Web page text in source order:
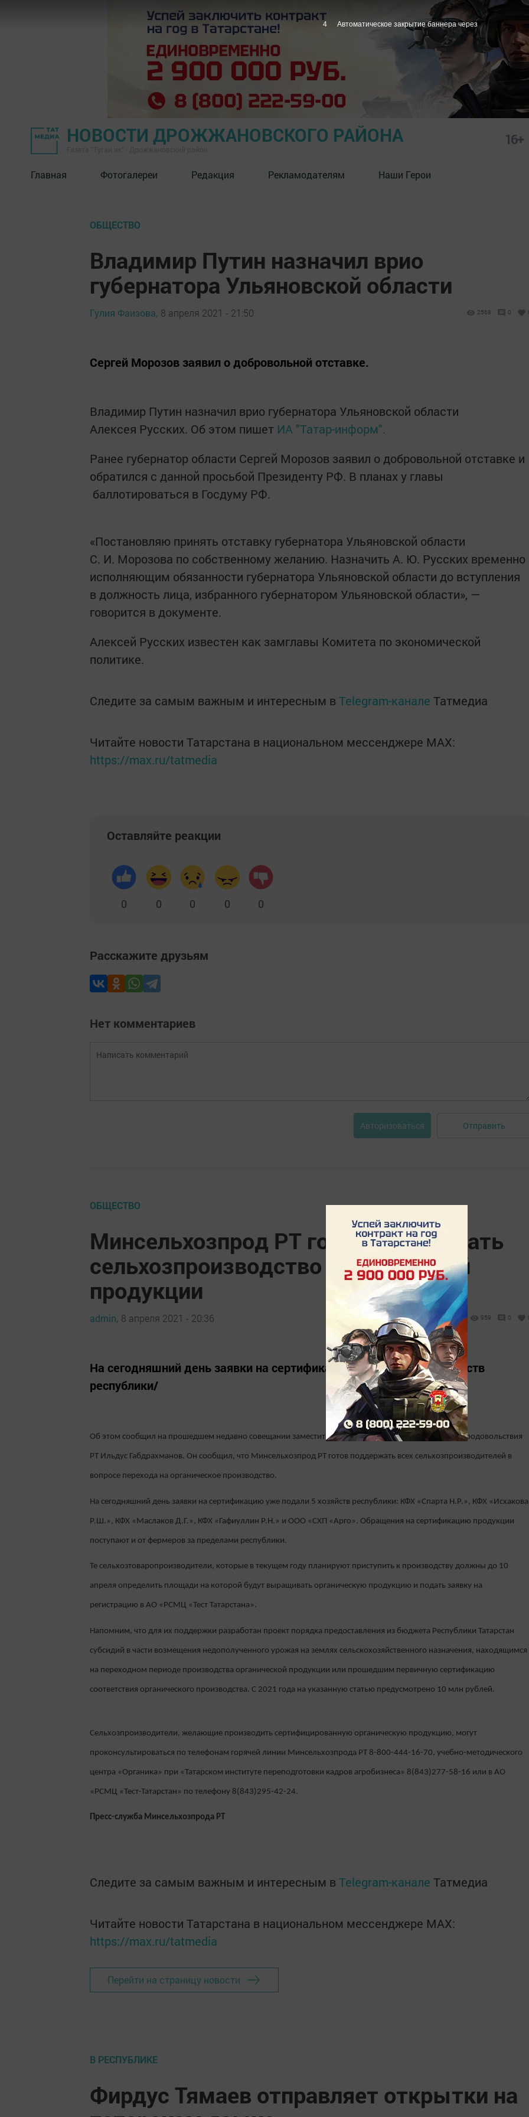
НОВОСТИ ДРОЖЖАНОВСКОГО РАЙОНА 16+
Главная Фотогалереи Редакция Рекламодателям Наши Герои
ОБЩЕСТВО
Владимир Путин назначил врио
губернатора Ульяновской области
Гулия Фаизова, 8 апреля 2021 - 21:50 2568 0
Сергей Морозов заявил о добровольной отставке.
Владимир Путин назначил врио губернатора Ульяновской области
Алексея Русских. Об этом пишет ИА "Татар-информ".
Ранее губернатор области Сергей Морозов заявил о добровольной отставке и
обратился с данной просьбой Президенту РФ. В планах у главы
баллотироваться в Госдуму РФ.
«Постановляю принять отставку губернатора Ульяновской области
С. И. Морозова по собственному желанию. Назначить А. Ю. Русских временно
исполняющим обязанности губернатора Ульяновской области до вступления
в должность лица, избранного губернатором Ульяновской области», —
говорится в документе.
Алексей Русских известен как замглавы Комитета по экономической
политике.
Следите за самым важным и интересным в Telegram-канале Татмедиа
Читайте новости Татарстана в национальном мессенджере MАХ:
https://max.ru/tatmedia
Оставляйте реакции
0 0 0 0 0
Расскажите друзьям
Нет комментариев
Авторизоваться Отправить
ОБЩЕСТВО
Минсельхозпрод РТ готов поддержать
сельхозпроизводство органической
продукции
admin, 8 апреля 2021 - 20:36 959 0
На сегодняшний день заявки на сертификацию уже подали 5 хозяйств
республики/
Об этом сообщил на прошедшем недавно совещании заместителя министра сельского хозяйства и продовольствия
РТ Ильдус Габдрахманов. Он сообщил, что Минсельхозпрод РТ готов поддержать всех сельхозпроизводителей в
вопросе перехода на органическое производство.
На сегодняшний день заявки на сертификацию уже подали 5 хозяйств республики: КФХ «Спарта Н.Р.», КФХ «Исхакова
Р.Ш.», КФХ «Маслаков Д.Г.», КФХ «Гафиуллин Р.Н.» и ООО «СХП «Арго». Обращения на сертификацию продукции
поступают и от фермеров за пределами республики.
Те сельхозтоваропроизводители, которые в текущем году планируют приступить к производству должны до 10
апреля определить площади на которой будут выращивать органическую продукцию и подать заявку на
регистрацию в АО «РСМЦ «Тест Татарстана».
Напомним, что для их поддержки разработан проект порядка предоставления из бюджета Республики Татарстан
субсидий в части возмещения недополученного урожая на землях сельскохозяйственного назначения, находящимся
на переходном периоде производства органической продукции или прошедшим первичную сертификацию
соответствия органического производства. С 2021 года на указанную статью предусмотрено 10 млн рублей.
Сельхозпроизводители, желающие производить сертифицированную органическую продукцию, могут
проконсультироваться по телефонам горячей линии Минсельхозпрода РТ 8-800-444-16-70, учебно-методического
центра «Органика» при «Татарском институте переподготовки кадров агробизнеса» 8(843)277-58-16 или в АО
«РСМЦ «Тест-Татарстан» по телефону 8(843)295-42-24.
Пресс-служба Минсельхозпрода РТ
Следите за самым важным и интересным в Telegram-канале Татмедиа
Читайте новости Татарстана в национальном мессенджере MАХ:
https://max.ru/tatmedia
Перейти на страницу новости
В РЕСПУБЛИКЕ
Фирдус Тямаев отправляет открытки на
3 Автоматическое закрытие баннера через